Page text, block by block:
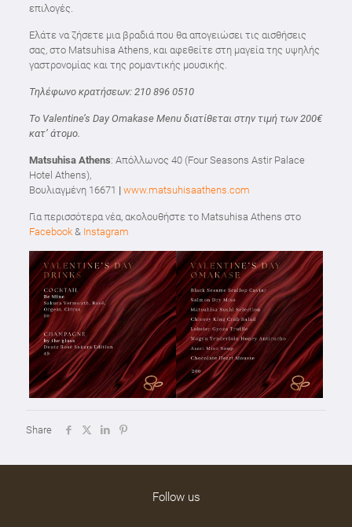
επιλογές.
Ελάτε να ζήσετε μια βραδιά που θα απογειώσει τις αισθήσεις
σας, στο Matsuhisa Athens, και αφεθείτε στη μαγεία της υψηλής
γαστρονομίας και της ρομαντικής μουσικής.
Τηλέφωνο κρατήσεων: 210 896 0510
Το Valentine’s Day Omakase Menu διατίθεται στην τιμή των 200€
κατ’ άτομο.
Matsuhisa Athens: Απόλλωνος 40 (Four Seasons Astir Palace
Hotel Athens),
Βουλιαγμένη 16671 | www.matsuhisaathens.com
Για περισσότερα νέα, ακολουθήστε το Matsuhisa Athens στο
Facebook& Instagram
Share
Follow us